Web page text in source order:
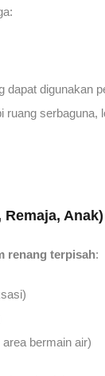
dapat digunakan
serbaguna,
Anak)
renang terpisah:
bermain air)